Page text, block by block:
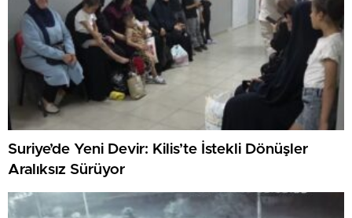
Suriye’de Yeni Devir: Kilis’te İstekli Dönüşler
Aralıksız Sürüyor